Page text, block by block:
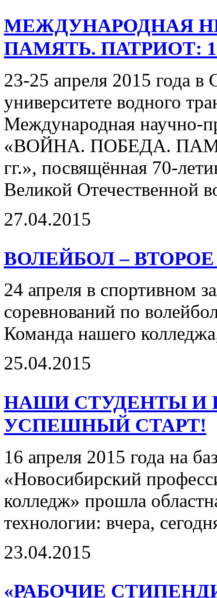
МЕЖДУНАРОДНАЯ
ПАМЯТЬ. ПАТРИОТ:
23-25 апреля 2015 года в
университете водного
Международная научно-
«ВОЙНА. ПОБЕДА.
гг.», посвящённая 70-
Великой Отечественной
27.04.2015
ВОЛЕЙБОЛ –
24 апреля в спортивном
соревнований по
Команда нашего
25.04.2015
НАШИ СТУДЕНТЫ И
УСПЕШНЫЙ СТАРТ!
16 апреля 2015 года на
«Новосибирский
колледж» прошла
технологии: вчера,
23.04.2015
«РАБОЧИЕ